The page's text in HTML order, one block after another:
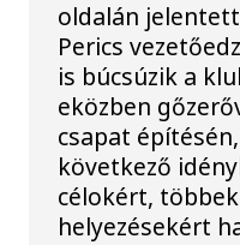
oldalán
Perics
is búcsúzik a
eközben
csapat
következő
célokért,
helyezésekért